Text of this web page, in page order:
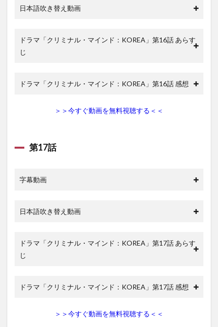
日本語吹き替え動画
ドラマ「クリミナル・マインド：KOREA」第16話 あらす
じ
ドラマ「クリミナル・マインド：KOREA」第16話 感想
＞＞今すぐ動画を無料視聴する＜＜
第17話
字幕動画
日本語吹き替え動画
ドラマ「クリミナル・マインド：KOREA」第17話 あらす
じ
ドラマ「クリミナル・マインド：KOREA」第17話 感想
＞＞今すぐ動画を無料視聴する＜＜